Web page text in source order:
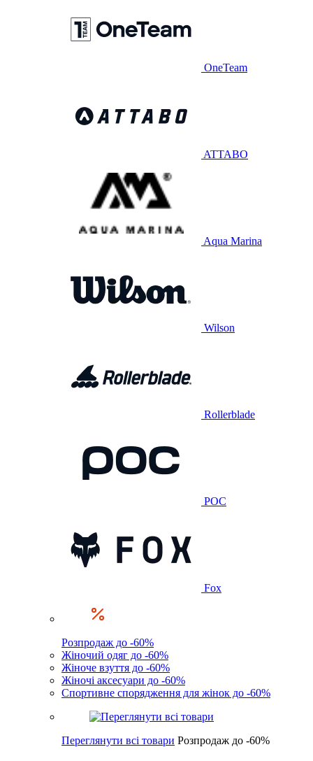
OneTeam
ATTABO
Aqua Marina
Wilson
Rollerblade
POC
Fox
Розпродаж до -60%
Жіночий одяг до -60%
Жіноче взуття до -60%
Жіночі аксесуари до -60%
Спортивне спорядження для жінок до -60%
Переглянути всі товари Розпродаж до -60%